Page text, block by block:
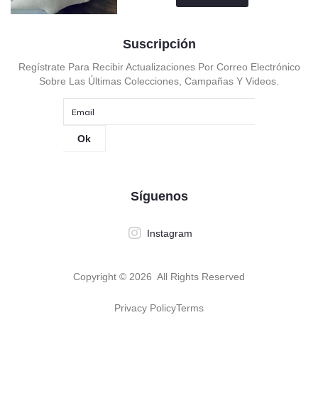
Suscripción
Regístrate Para Recibir Actualizaciones Por Correo Electrónico
Sobre Las Últimas Colecciones, Campañas Y Videos.
Ok
Síguenos
Instagram
Copyright © 2026 All Rights Reserved
Privacy PolicyTerms